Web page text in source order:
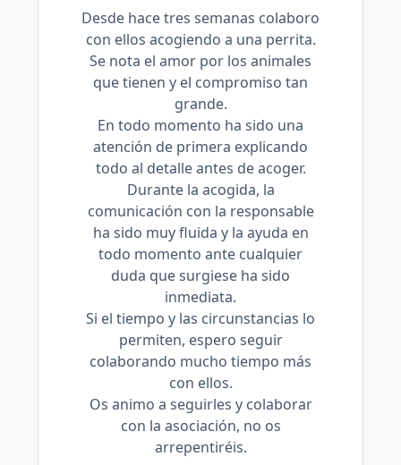
Desde hace tres semanas colaboro
con ellos acogiendo a una perrita.
Se nota el amor por los animales
que tienen y el compromiso tan
grande.
En todo momento ha sido una
atención de primera explicando
todo al detalle antes de acoger.
Durante la acogida, la
comunicación con la responsable
ha sido muy fluida y la ayuda en
todo momento ante cualquier
duda que surgiese ha sido
inmediata.
Si el tiempo y las circunstancias lo
permiten, espero seguir
colaborando mucho tiempo más
con ellos.
Os animo a seguirles y colaborar
con la asociación, no os
arrepentiréis.